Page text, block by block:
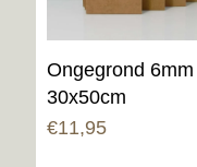
Ongegrond 6mm
30x50cm
€11,95